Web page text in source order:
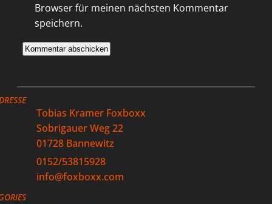
Browser für meinen nächsten Kommentar
speichern.
Tobias Kramer Foxboxx
Sobrigauer Weg 22
01728 Bannewitz
0152/53815928
info@foxboxx.com